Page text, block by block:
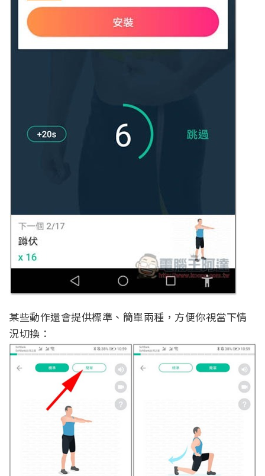
某些動作還會提供標準、簡單兩種，方便你視當下情
況切換：